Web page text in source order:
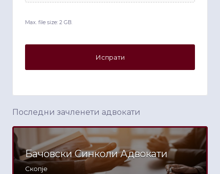
Max. file size: 2 GB.
Последни зачленети адвокати
Бачовски Синколи Адвокати
Скопје